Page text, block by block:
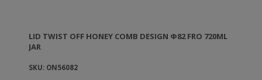
LID TWIST OFF HONEY COMB DESIGN Φ82 FRO 720ML
JAR
SKU: ON56082